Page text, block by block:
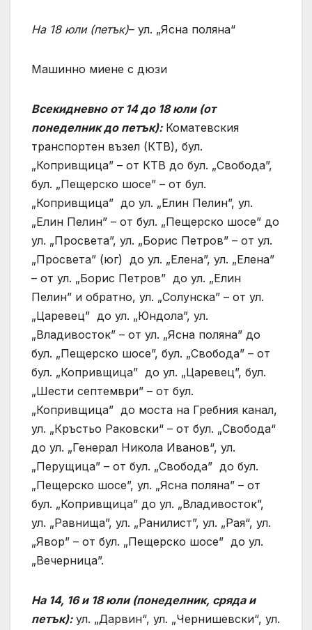
На 18 юли (петък)– ул. „Ясна поляна“
Машинно миене с дюзи
Всекидневно от 14 до 18 юли (от
понеделник до петък):Коматевския
транспортен възел (КТВ), бул.
„Копривщица” – от КТВ до бул. „Свобода”,
бул. „Пещерско шосе” – от бул.
„Копривщица” до ул. „Елин Пелин”, ул.
„Елин Пелин” – от бул. „Пещерско шосе” до
ул. „Просвета”, ул. „Борис Петров” – от ул.
„Просвета” (юг) до ул. „Елена”, ул. „Елена”
– от ул. „Борис Петров” до ул. „Елин
Пелин” и обратно, ул. „Солунска” – от ул.
„Царевец” до ул. „Юндола”, ул.
„Владивосток” – от ул. „Ясна поляна” до
бул. „Пещерско шосе”, бул. „Свобода” – от
бул. „Копривщица” до ул. „Царевец”, бул.
„Шести септември” – от бул.
„Копривщица” до моста на Гребния канал,
ул. „Кръстьо Раковски“ – от бул. „Свобода“
до ул. „Генерал Никола Иванов“, ул.
„Перущица” – от бул. „Свобода” до бул.
„Пещерско шосе”, ул. „Ясна поляна” – от
бул. „Копривщица” до ул. „Владивосток”,
ул. „Равнища”, ул. „Ранилист”, ул. „Рая“, ул.
„Явор” – от бул. „Пещерско шосе” до ул.
„Вечерница”.
На 14, 16 и 18 юли (понеделник, сряда и
петък):ул. „Дарвин“, ул. „Чернишевски“, ул.